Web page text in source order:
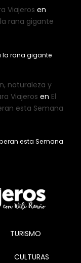
Viajeros en
la rana gigante
la rana gigante
naturaleza y
Viajeros en El
esta Semana
esta Semana
TURISMO
CULTURAS